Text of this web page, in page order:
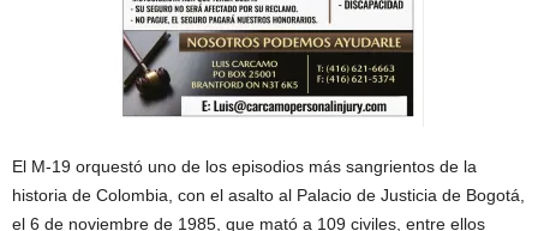
El M-19 orquestó uno de los episodios más sangrientos de la
historia de Colombia, con el asalto al Palacio de Justicia de Bogotá,
el 6 de noviembre de 1985, que mató a 109 civiles, entre ellos